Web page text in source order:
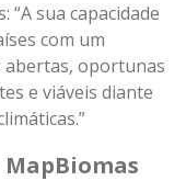
sua capacidade
com um
oportunas
e viáveis diante